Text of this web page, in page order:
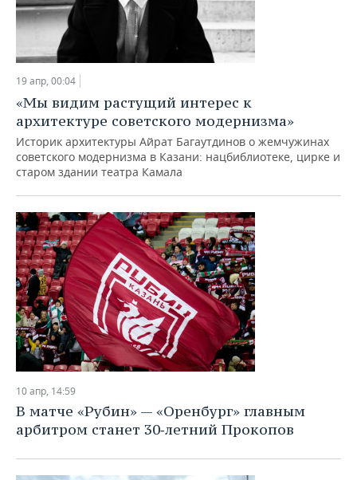
19 апр, 00:04
«Мы видим растущий интерес к
архитектуре советского модернизма»
Историк архитектуры Айрат Багаутдинов о жемчужинах
советского модернизма в Казани: нацбиблиотеке, цирке и
старом здании театра Камала
10 апр, 14:59
В матче «Рубин» — «Оренбург» главным
арбитром станет 30‑летний Прокопов